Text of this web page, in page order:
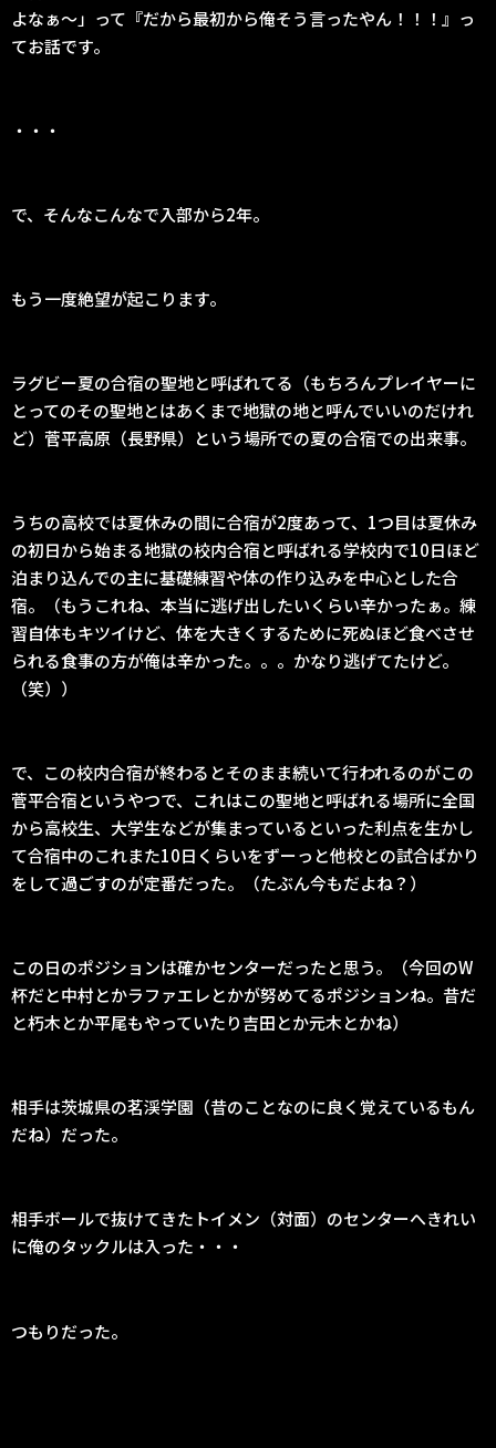
よなぁ〜」って『だから最初から俺そう言ったやん！！！』っ
てお話です。
・・・
で、そんなこんなで入部から2年。
もう一度絶望が起こります。
ラグビー夏の合宿の聖地と呼ばれてる（もちろんプレイヤーに
とってのその聖地とはあくまで地獄の地と呼んでいいのだけれ
ど）菅平高原（長野県）という場所での夏の合宿での出来事。
うちの高校では夏休みの間に合宿が2度あって、1つ目は夏休み
の初日から始まる地獄の校内合宿と呼ばれる学校内で10日ほど
泊まり込んでの主に基礎練習や体の作り込みを中心とした合
宿。（もうこれね、本当に逃げ出したいくらい辛かったぁ。練
習自体もキツイけど、体を大きくするために死ぬほど食べさせ
られる食事の方が俺は辛かった。。。かなり逃げてたけど。
（笑））
で、この校内合宿が終わるとそのまま続いて行われるのがこの
菅平合宿というやつで、これはこの聖地と呼ばれる場所に全国
から高校生、大学生などが集まっているといった利点を生かし
て合宿中のこれまた10日くらいをずーっと他校との試合ばかり
をして過ごすのが定番だった。（たぶん今もだよね？）
この日のポジションは確かセンターだったと思う。（今回のW
杯だと中村とかラファエレとかが努めてるポジションね。昔だ
と朽木とか平尾もやっていたり吉田とか元木とかね）
相手は茨城県の茗渓学園（昔のことなのに良く覚えているもん
だね）だった。
相手ボールで抜けてきたトイメン（対面）のセンターへきれい
に俺のタックルは入った・・・
つもりだった。